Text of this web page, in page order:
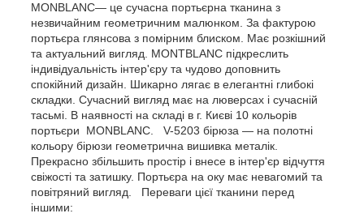
MONBLANС— це сучасна портьєрна тканина з
незвичайним геометричним малюнком. За фактурою
портьєра глянсова з помірним блиском. Має розкішний
та актуальний вигляд. MONTBLANC підкреслить
індивідуальність інтер'єру та чудово доповнить
спокійний дизайн. Шикарно лягає в елегантні глибокі
складки. Сучасний вигляд має на люверсах і сучасній
тасьмі. В наявності на складі в г. Києві 10 кольорів
портьєри MONBLANС.
V-5203 бірюза — на полотні
кольору бірюзи геометрична вишивка металік.
Прекрасно збільшить простір і внесе в інтер'єр відчуття
свіжості та затишку. Портьєра на оку має невагомий та
повітряний вигляд. Переваги цієї тканини перед
іншими: